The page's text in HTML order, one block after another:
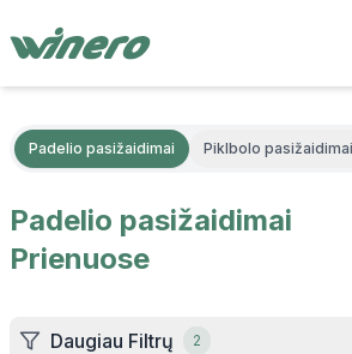
Padelio pasižaidimai Piklbolo pasižaidimai
Padelio pasižaidimai
Prienuose
Daugiau Filtrų 2